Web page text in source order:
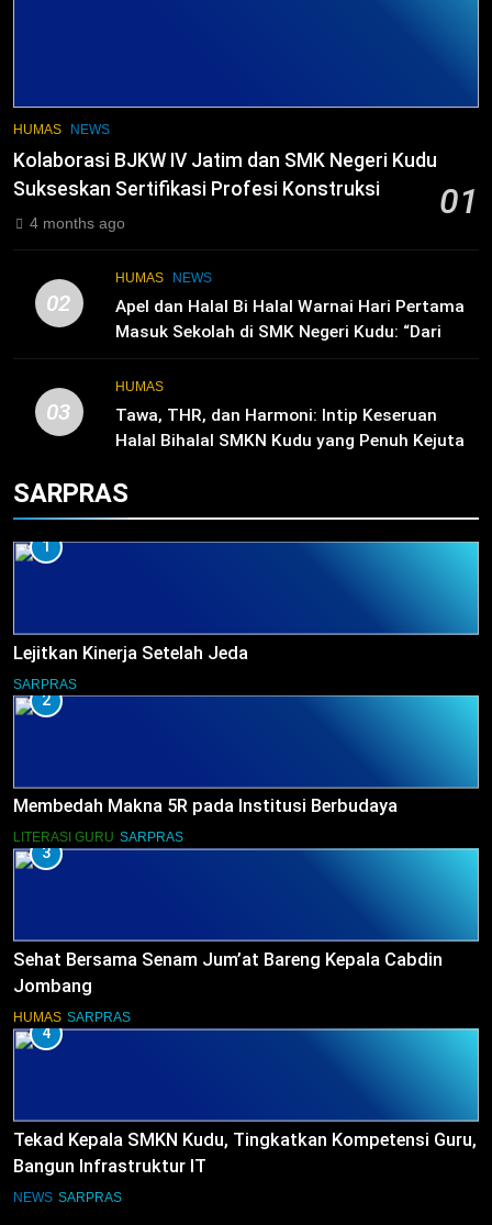
HUMAS NEWS
Kolaborasi BJKW IV Jatim dan SMK Negeri Kudu
Sukseskan Sertifikasi Profesi Konstruksi
01
4 months ago
02
HUMAS NEWS
Apel dan Halal Bi Halal Warnai Hari Pertama
Masuk Sekolah di SMK Negeri Kudu: “Dari
Ruang Kelas Akan Lahir Pemimpin, Inovator,
dan Generasi Unggul”
03
HUMAS
Tawa, THR, dan Harmoni: Intip Keseruan
Halal Bihalal SMKN Kudu yang Penuh Kejutan
SARPRAS
1
Lejitkan Kinerja Setelah Jeda
SARPRAS
2
Membedah Makna 5R pada Institusi Berbudaya
LITERASI GURU SARPRAS
3
Sehat Bersama Senam Jum’at Bareng Kepala Cabdin
Jombang
HUMAS SARPRAS
4
Tekad Kepala SMKN Kudu, Tingkatkan Kompetensi Guru,
Bangun Infrastruktur IT
NEWS SARPRAS